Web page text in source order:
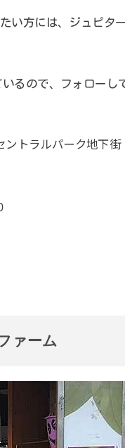
い方には、ジュピタ
るので、フォローし
ントラルパーク地下街
ァーム